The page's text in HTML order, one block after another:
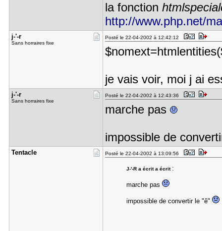
la fonction
http://www.php.net/
j-'-r
Sans horraires fixe
Posté le 22-04-2002 à 12:42:12
je vais voir, moi j ai
j-'-r
Sans horraires fixe
Posté le 22-04-2002 à 12:43:36
marche pas
impossible de
Tentacle Posté le 22-04-2002 à 13:09:56
J-'-R a écrit a écrit :
marche pas
impossible de convertir le "ê"